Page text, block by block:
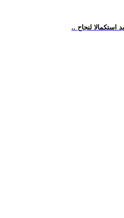
استكمالا لنجاح